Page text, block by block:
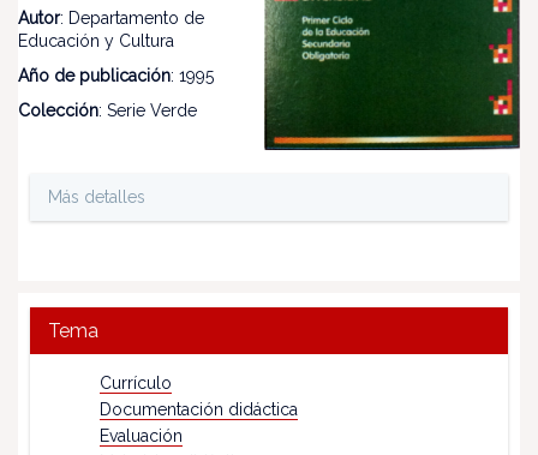
Autor: Departamento de
Educación y Cultura
Año de publicación: 1995
Colección: Serie Verde
Más detalles
Tema
Currículo
Documentación didáctica
Evaluación